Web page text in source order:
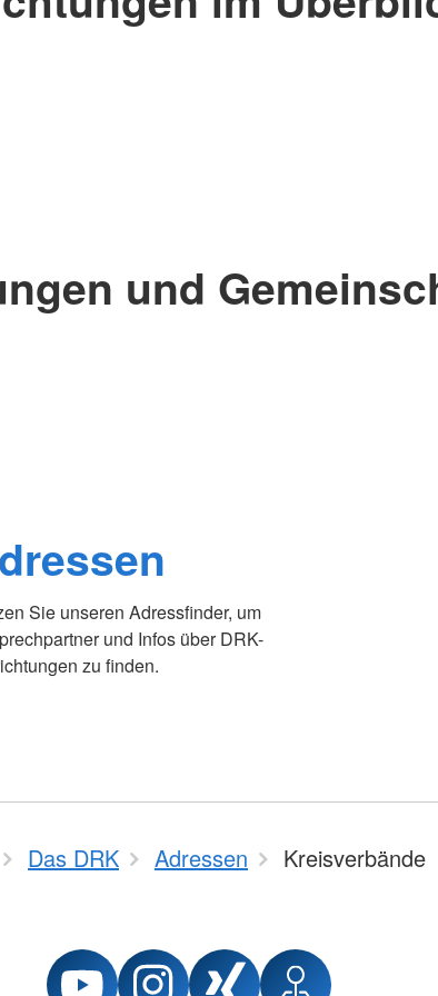
und
Sie unseren Adressfinder, um
und Infos über DRK-
zu finden.
Das DRK Adressen Kreisverbände